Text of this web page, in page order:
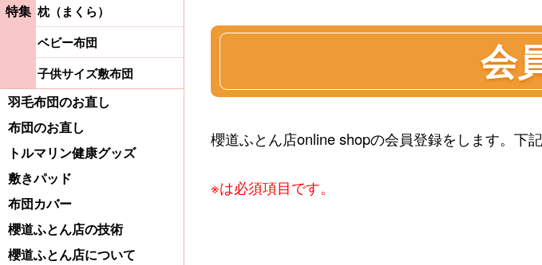
会
櫻道ふとん店online shopの会員登録をします。下
※は必須項目です。
特集 枕（まくら）
ベビー布団
子供サイズ敷布団
羽毛布団のお直し
布団のお直し
トルマリン健康グッズ
敷きパッド
布団カバー
櫻道ふとん店の技術
櫻道ふとん店について